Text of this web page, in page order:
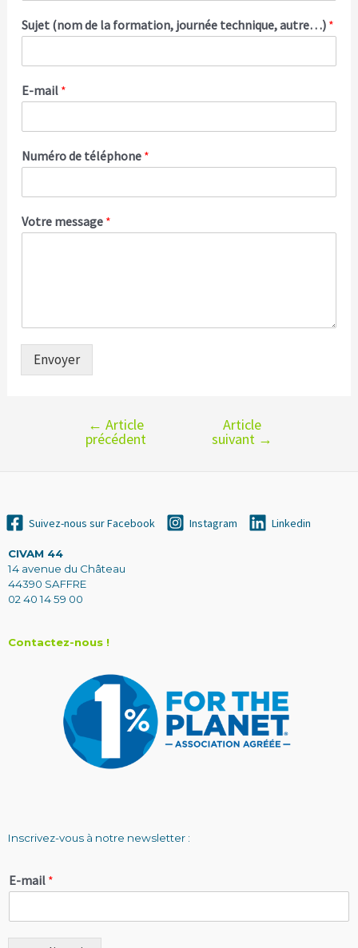
Sujet (nom de la formation, journée technique, autre…) *
E-mail *
Numéro de téléphone *
Votre message *
Envoyer
Navigation
← Article
précédent
Article
suivant →
Suivez-nous sur Facebook Instagram Linkedin
CIVAM 44
14 avenue du Château
44390 SAFFRE
02 40 14 59 00
Contactez-nous !
Inscrivez-vous à notre newsletter :
E-mail *